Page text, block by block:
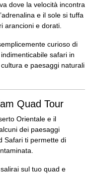
dove la velocità incontra
e il sole si tuffa
arancioni e dorati.
curioso di
safari in
e paesaggi naturali
Quad Tour
Orientale e il
dei paesaggi
Safari ti permette di
sul tuo quad e